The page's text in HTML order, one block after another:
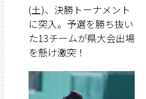
(土)、決勝トーナメント
に突入。予選を勝ち抜い
た13チームが県大会出場
を懸け激突！